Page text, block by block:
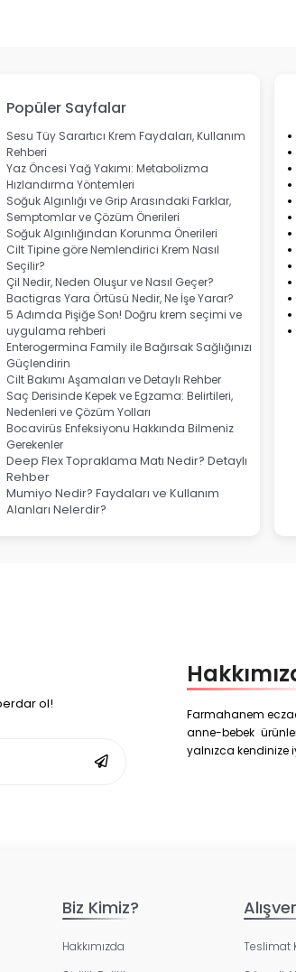
Popüler Sayfalar
Sesu Tüy Sarartıcı Krem Faydaları, Kullanım
Rehberi
Yaz Öncesi Yağ Yakımı: Metabolizma
Hızlandırma Yöntemleri
Soğuk Algınlığı ve Grip Arasındaki Farklar,
Semptomlar ve Çözüm Önerileri
Soğuk Algınlığından Korunma Önerileri
Cilt Tipine göre Nemlendirici Krem Nasıl
Seçilir?
Çil Nedir, Neden Oluşur ve Nasıl Geçer?
Bactigras Yara Örtüsü Nedir, Ne İşe Yarar?
5 Adımda Pişiğe Son! Doğru krem seçimi ve
uygulama rehberi
Enterogermina Family ile Bağırsak Sağlığınızı
Güçlendirin
Cilt Bakımı Aşamaları ve Detaylı Rehber
Saç Derisinde Kepek ve Egzama: Belirtileri,
Nedenleri ve Çözüm Yolları
Bocavirüs Enfeksiyonu Hakkında Bilmeniz
Gerekenler
Deep Flex Topraklama Matı Nedir? Detaylı
Rehber
Mumiyo Nedir? Faydaları ve Kullanım
Alanları Nelerdir?
ol!
Farmahanem
anne-bebek
yalnızca kendinize
Biz Kimiz?
Hakkımızda
Teslimat